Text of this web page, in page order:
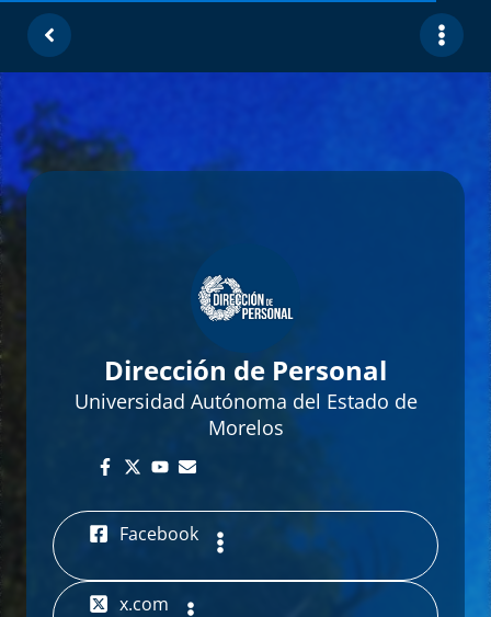
Contacto
Dirección de Personal
Universidad Autónoma del Estado de
Morelos
Facebook
x.com